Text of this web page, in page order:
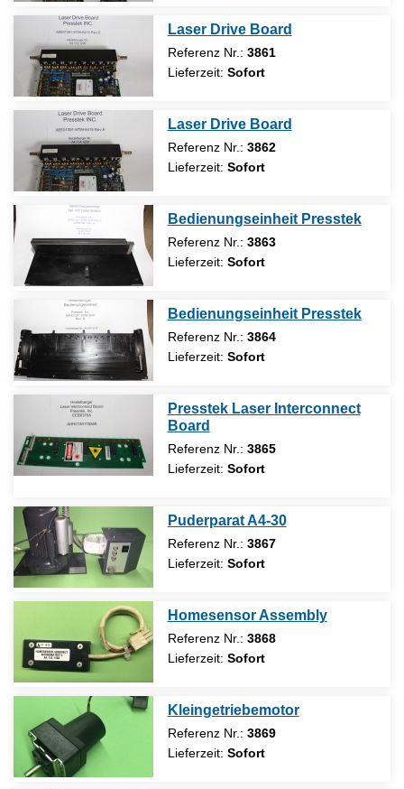
Laser Drive Board
Referenz Nr.: 3861
Lieferzeit: Sofort
Laser Drive Board
Referenz Nr.: 3862
Lieferzeit: Sofort
Bedienungseinheit Presstek
Referenz Nr.: 3863
Lieferzeit: Sofort
Bedienungseinheit Presstek
Referenz Nr.: 3864
Lieferzeit: Sofort
Presstek Laser Interconnect
Board
Referenz Nr.: 3865
Lieferzeit: Sofort
Puderparat A4-30
Referenz Nr.: 3867
Lieferzeit: Sofort
Homesensor Assembly
Referenz Nr.: 3868
Lieferzeit: Sofort
Kleingetriebemotor
Referenz Nr.: 3869
Lieferzeit: Sofort